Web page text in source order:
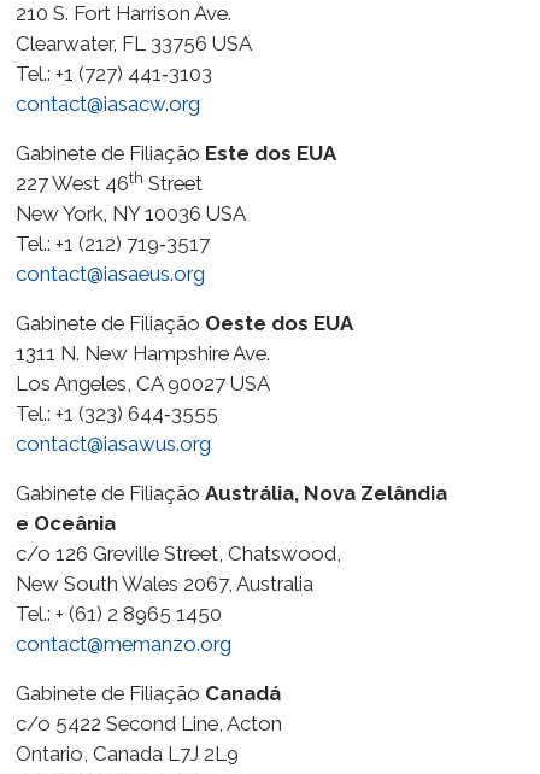
210 S. Fort Harrison Ave.
Clearwater, FL 33756 USA
Tel.: +1 (727) 441‑3103
contact@iasacw.org
Gabinete de Filiação Este dos EUA
227 West 46th Street
New York, NY 10036 USA
Tel.: +1 (212) 719‑3517
contact@iasaeus.org
Gabinete de Filiação Oeste dos EUA
1311 N. New Hampshire Ave.
Los Angeles, CA 90027 USA
Tel.: +1 (323) 644‑3555
contact@iasawus.org
Gabinete de Filiação Austrália, Nova Zelândia
e Oceânia
c/o 126 Greville Street, Chatswood,
New South Wales 2067, Australia
Tel.: + (61) 2 8965 1450
contact@memanzo.org
Gabinete de Filiação Canadá
c/o 5422 Second Line, Acton
Ontario, Canada L7J 2L9